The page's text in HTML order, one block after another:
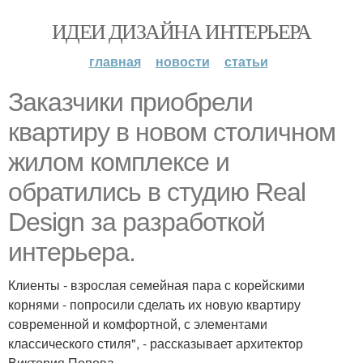
ИДЕИ ДИЗАЙНА ИНТЕРЬЕРА
главная новости статьи
Заказчики приобрели
квартиру в новом столичном
жилом комплексе и
обратились в студию Real
Design за разработкой
интерьера.
Клиенты - взрослая семейная пара с корейскими
корнями - попросили сделать их новую квартиру
современной и комфортной, с элементами
классического стиля", - рассказывает архитектор